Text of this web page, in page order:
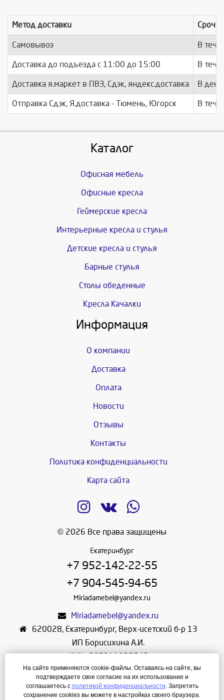
Метод доставки
Самовывоз В
Доставка до подъезда c 11:00 до 15:00 В
Доставка я.маркет в ПВЗ, Сдэк, яндекс.доставка В день
Отправка Сдэк, Я.доставка - Тюмень, Югорск В
Каталог
Офисная мебель
Офисные кресла
Геймерские кресла
Интерьерные кресла и стулья
Детские кресла и стулья
Барные стулья
Столы обеденные
Кресла Качалки
Информация
О компании
Доставка
Оплата
Новости
Отзывы
Контакты
Политика конфиденциальности
Карта сайта
© 2026 Все права защищены
Екатеринбург
+7 952-142-22-55
+7 904-545-94-65
Miriadamebel@yandex.ru
Miriadamebel@yandex.ru
620028, Екатеринбург, Верх-исетский б-р 13
ИП Борисихина А.И.
ИНН: 665811825542
ОГРНИП: 312665804600057
Режим работы: Ежедневно с 10-30 до 19-30
На сайте применяются cookie-файлы. Оставаясь на сайте, вы
подтверждаете свое согласие на их использование и
соглашаетесь с политикой конфиденциальности. Запретить
сохранение cookies вы можете в настройках своего браузера.